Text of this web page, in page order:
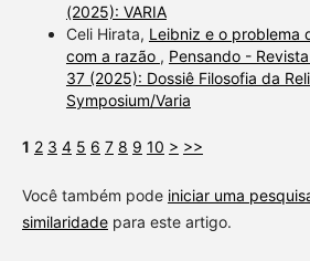
(2025): VARIA
Celi Hirata, Leibniz e o problema
com a razão , Pensando -
37 (2025): Dossiê Filosofia da
Symposium/Varia
1 2 3 4 5 6 7 8 9 10 > >>
Você também pode iniciar uma
similaridadepara este artigo.